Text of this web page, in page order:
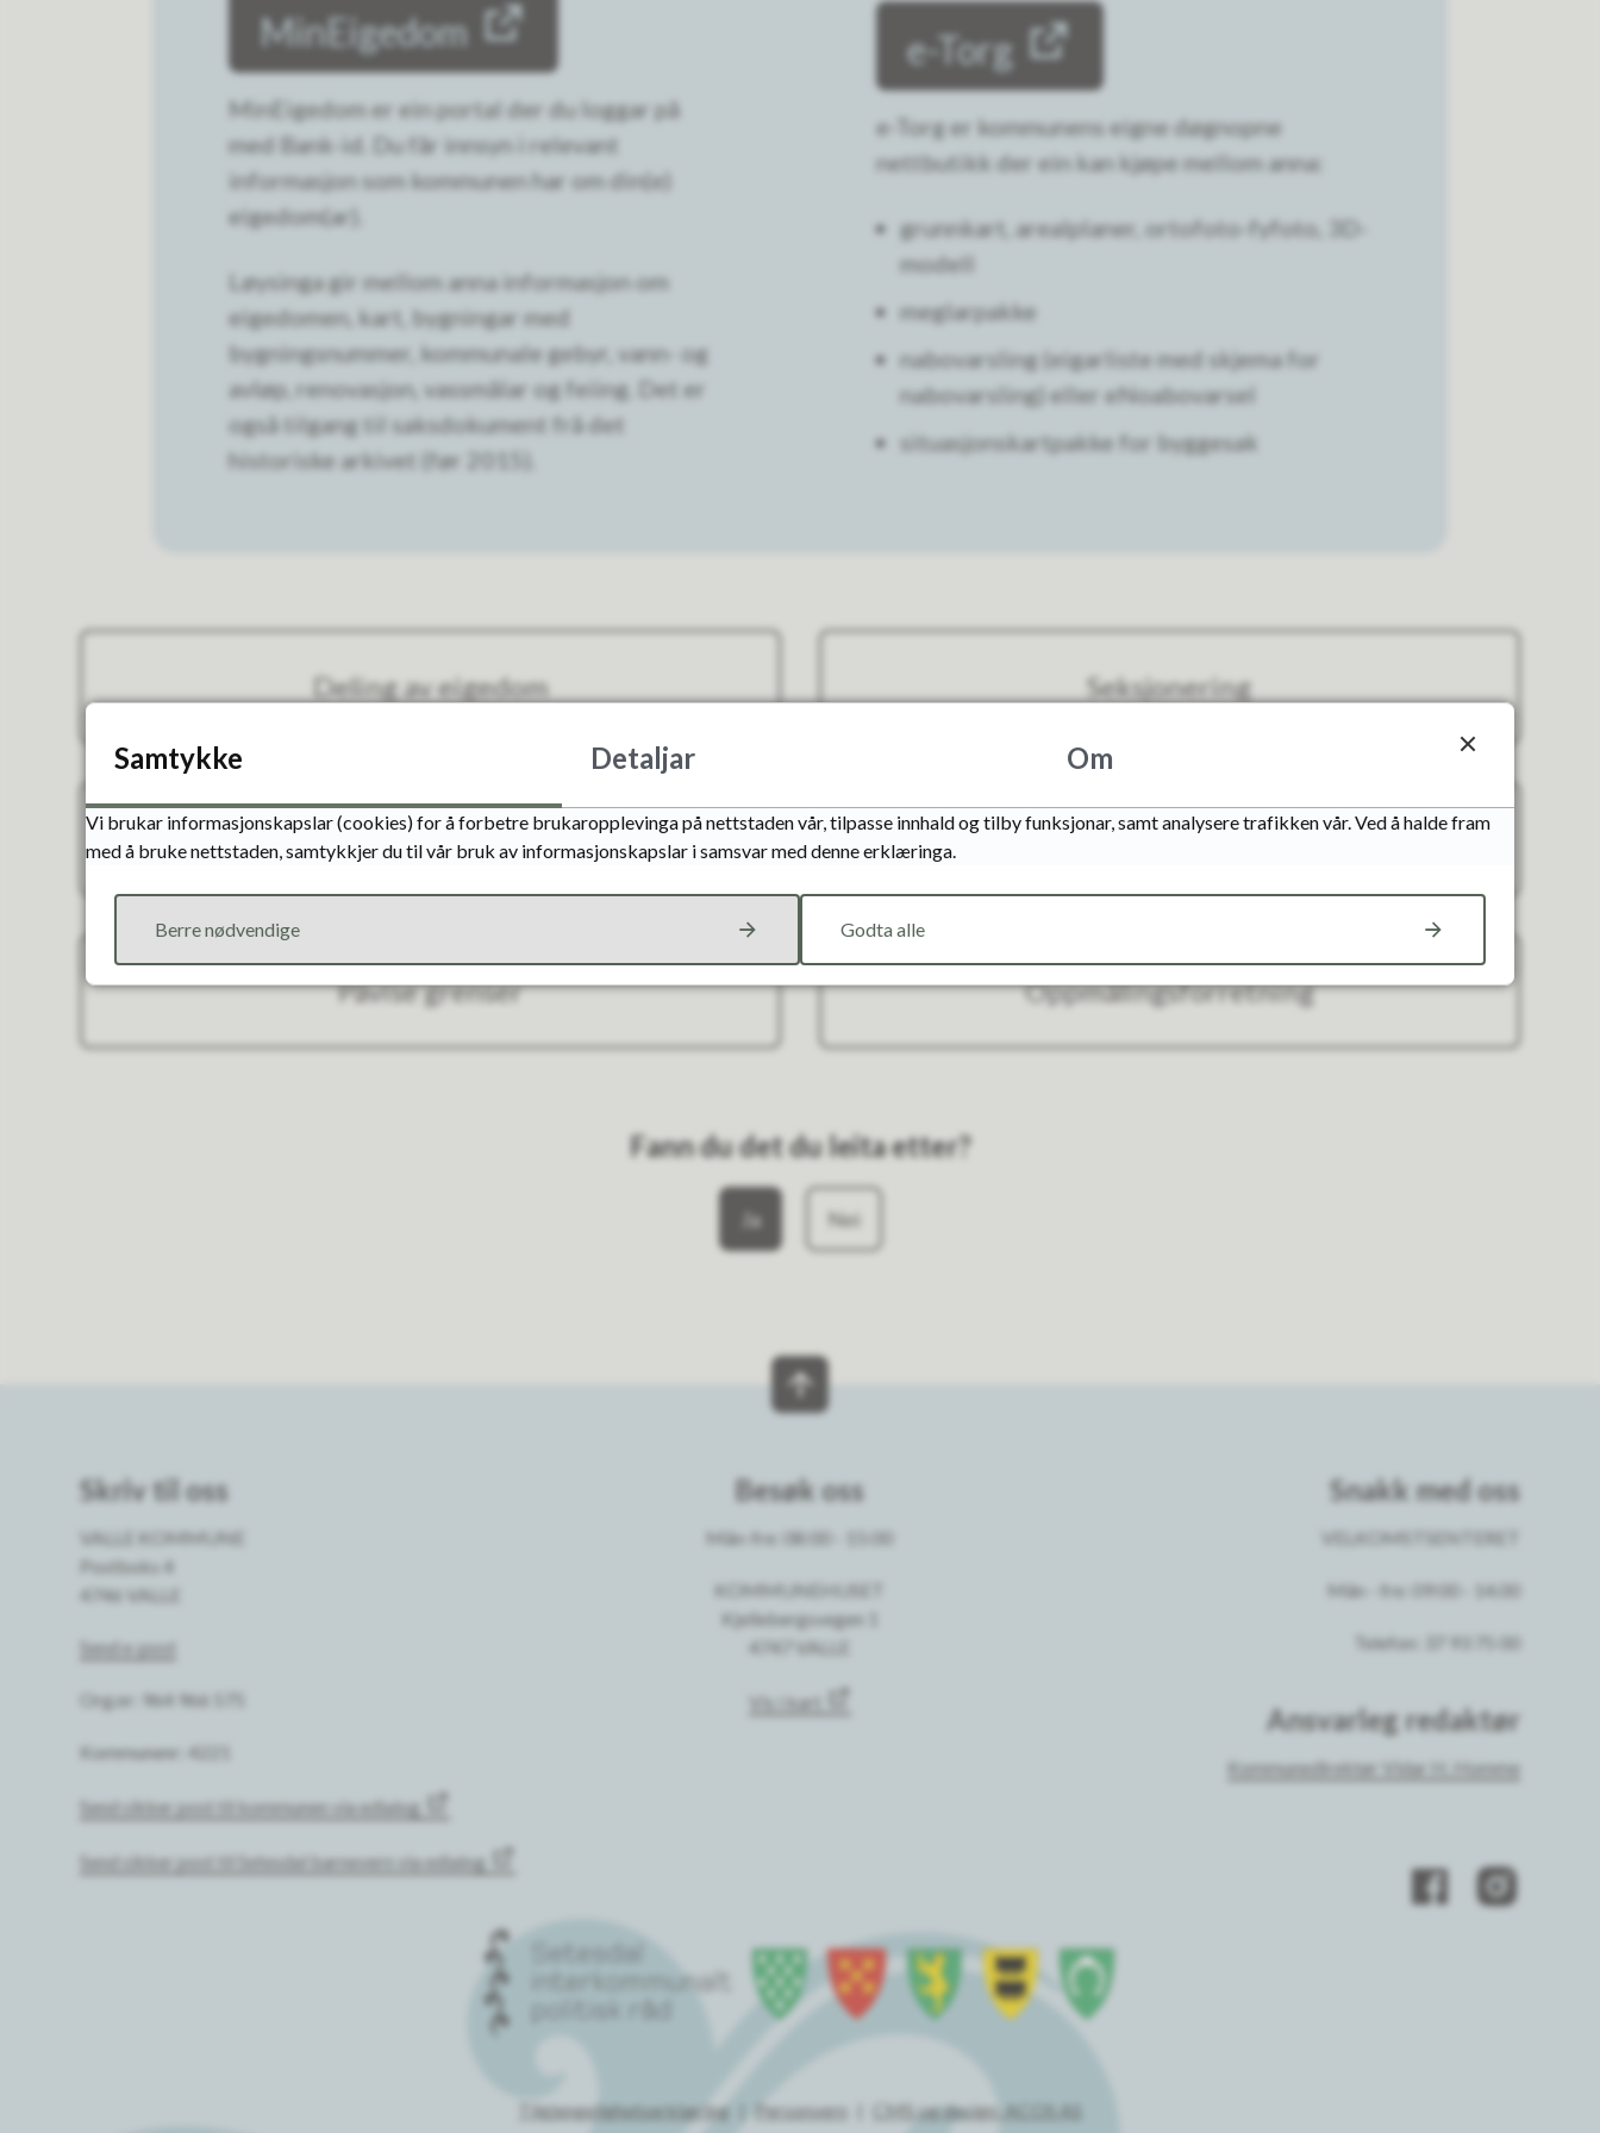
MinEigedom
MinEigedom er ein portal der du loggar på
med Bank-id. Du får innsyn i relevant
informasjon som kommunen har om din(e)
eigedom(ar).
Løysinga gir mellom anna informasjon om
eigedomen, kart, bygningar med
bygningsnummer, kommunale gebyr, vann- og
avløp, renovasjon, vassmålar og feiing. Det er
også tilgang til saksdokument frå det
historiske arkivet (før 2015).
e-Torg
e-Torg er kommunens eigne døgnopne
nettbutikk der ein kan kjøpe mellom anna:
grunnkart, arealplaner, ortofoto-fyfoto, 3D-
modell
meglarpakke
nabovarsling (eigarliste med skjema for
nabovarsling) eller eNoabovarsel
situasjonskartpakke for byggesak
Deling av eigedom Seksjonering
Grensejustering Samanslåing av eigendom
Påvise grenser Oppmålingsforretning
Fann du det du leita etter?
Ja Nei
Skriv til oss
VALLE KOMMUNE
Postboks 4
4746 VALLE
Send e-post
Org.nr: 964 966 575
Kommunenr: 4221
Send sikker post til kommunen via edialog
Send sikker post til Setesdal barnevern via edialog
Besøk oss
Mån-fre: 08:00 - 15:00
KOMMUNEHUSET
Kjellebergsvegen 1
4747 VALLE
Vis i kart
Snakk med oss
VELKOMSTSENTERET
Mån - fre: 09:00 - 14.00
Telefon: 37 93 75 00
Ansvarleg redaktør
Kommunedirektør Vidar H. Homme
Tilgjengelighetserklæring Personvern CMS og design: ACOS AS
Samtykke Detaljar Om
Vi brukar informasjonskapslar (cookies) for å forbetre brukaropplevinga på nettstaden vår, tilpasse innhald og tilby funksjonar, samt analysere trafikken vår. Ved å halde fram
med å bruke nettstaden, samtykkjer du til vår bruk av informasjonskapslar i samsvar med denne erklæringa.
Berre nødvendige Godta alle